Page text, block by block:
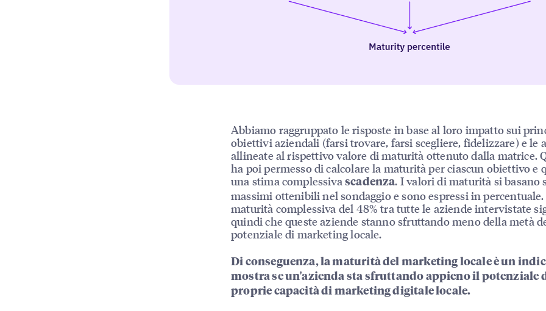
Abbiamo raggruppato le risposte in base al loro impatto sui
obiettivi aziendali (farsi trovare, farsi scegliere, fidelizzare) e le
allineate al rispettivo valore di maturità ottenuto dalla matrice.
ha poi permesso di calcolare la maturità per ciascun obiettivo e
una stima complessivascadenza. I valori di maturità si basano
massimi ottenibili nel sondaggio e sono espressi in
maturità complessiva del 48% tra tutte le aziende intervistate
quindi che queste aziende stanno sfruttando meno della metà
potenziale di marketing locale.
Di conseguenza, la maturità del marketing locale è un
mostra se un'azienda sta sfruttando appieno il potenziale
proprie capacità di marketing digitale locale.